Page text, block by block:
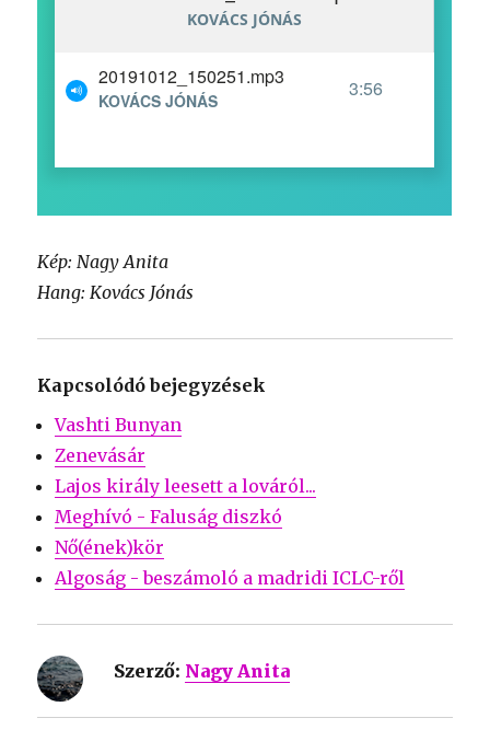
Kép: Nagy Anita
Hang: Kovács Jónás
Kapcsolódó bejegyzések
Vashti Bunyan
Zenevásár
Lajos király leesett a lováról...
Meghívó - Faluság diszkó
Nő(ének)kör
Algoság - beszámoló a madridi ICLC-ről
Szerző: Nagy Anita